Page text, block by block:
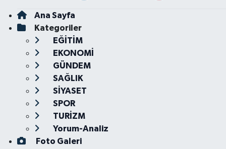
Ana Sayfa
Kategoriler
EĞİTİM
EKONOMİ
GÜNDEM
SAĞLIK
SİYASET
SPOR
TURİZM
Yorum-Analiz
Foto Galeri